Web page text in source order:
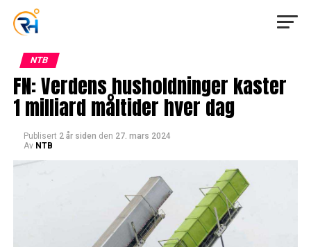
NTB
FN: Verdens husholdninger kaster
1 milliard måltider hver dag
Publisert 2 år siden den 27. mars 2024
Av NTB